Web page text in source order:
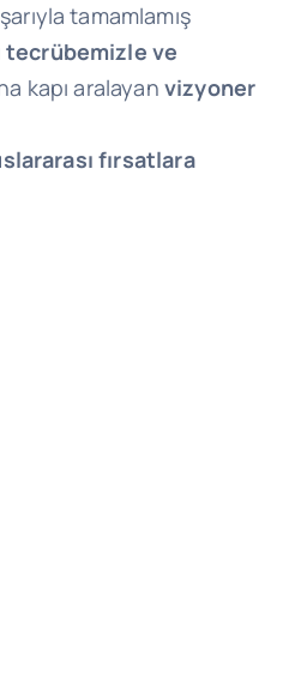
tamamlamış
tecrübemizle ve
kapı aralayan vizyoner
fırsatlara